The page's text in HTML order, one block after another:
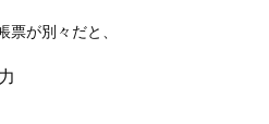
が別々だと、